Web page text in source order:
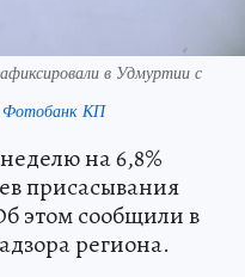
в Удмуртии с
Фотобанк КП
на 6,8%
присасывания
этом сообщили в
региона.